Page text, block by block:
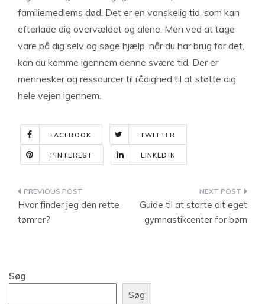
familiemedlems død. Det er en vanskelig tid, som kan
efterlade dig overvældet og alene. Men ved at tage
vare på dig selv og søge hjælp, når du har brug for det,
kan du komme igennem denne svære tid. Der er
mennesker og ressourcer til rådighed til at støtte dig
hele vejen igennem.
FACEBOOK TWITTER
PINTEREST LINKEDIN
Indlægsnavigation
Hvor finder jeg den rette
tømrer?
Guide til at starte dit eget
gymnastikcenter for børn
Søg
Søg